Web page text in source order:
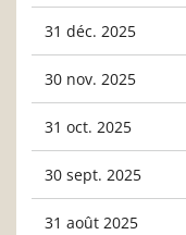
31 déc. 2025
30 nov. 2025
31 oct. 2025
30 sept. 2025
31 août 2025